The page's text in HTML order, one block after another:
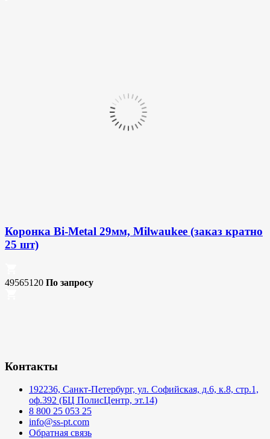
Коронка Bi-Metal 29мм, Milwaukee (заказ кратно
25 шт)
49565120 По запросу
Контакты
192236, Санкт-Петербург, ул. Софийская, д.6, к.8, стр.1,
оф.392 (БЦ ПолисЦентр, эт.14)
8 800 25 053 25
info@ss-pt.com
Обратная связь